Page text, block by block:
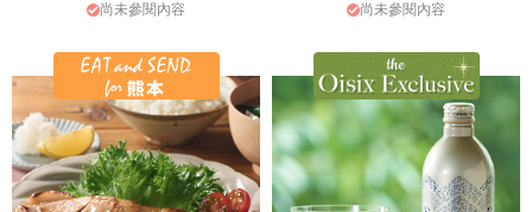
尚未參閱內容 尚未參閱內容